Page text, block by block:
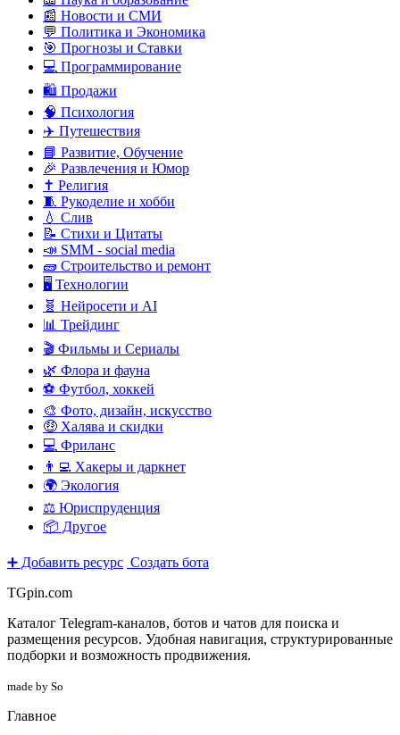
📰 Новости и СМИ
💬 Политика и Экономика
🎯 Прогнозы и Ставки
💻 Программирование
🛍️ Продажи
🧠 Психология
✈️ Путешествия
📘 Развитие, Обучение
🎉 Развлечения и Юмор
✝️ Религия
🧵 Рукоделие и хобби
💧 Слив
📝 Стихи и Цитаты
📣 SMM - social media
🧱 Строительство и ремонт
🖥️ Технологии
🧬 Нейросети и AI
📊 Трейдинг
🎬 Фильмы и Сериалы
🌿 Флора и фауна
⚽ Футбол, хоккей
🎨 Фото, дизайн, искусство
🤑 Халява и скидки
💻 Фриланс
👨‍💻 Хакеры и даркнет
🌍 Экология
⚖️ Юриспруденция
📦 Другое
➕ Добавить ресурс Создать бота
TGpin.com
Каталог Telegram-каналов, ботов и чатов для поиска и
размещения ресурсов. Удобная навигация, структурированные
подборки и возможность продвижения.
made by So
Главное